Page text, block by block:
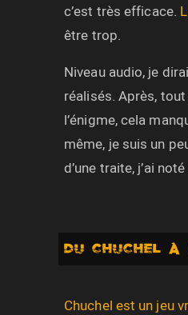
c’est très efficace.
être trop.
Niveau audio, je
réalisés. Après,
l’énigme, cela
même, je suis un
d’une traite, j’ai
DU CHUCHEL À
Chuchel est un jeu